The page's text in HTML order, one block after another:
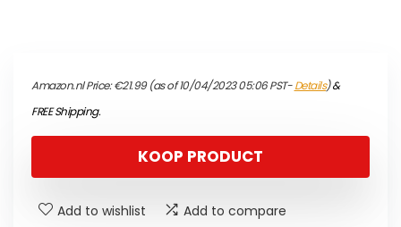
Amazon.nl Price:€21.99(as of 10/04/2023 05:06 PST-Details)&
FREE Shipping.
KOOP PRODUCT
Add to wishlist Add to compare